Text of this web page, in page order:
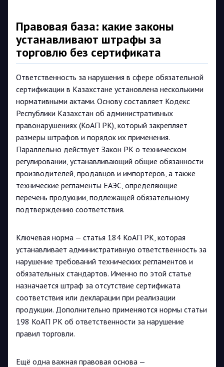
Правовая база: какие законы
устанавливают штрафы за
торговлю без сертификата
Ответственность за нарушения в сфере обязательной
сертификации в Казахстане установлена несколькими
нормативными актами. Основу составляет Кодекс
Республики Казахстан об административных
правонарушениях (КоАП РК), который закрепляет
размеры штрафов и порядок их применения.
Параллельно действует Закон РК о техническом
регулировании, устанавливающий общие обязанности
производителей, продавцов и импортёров, а также
технические регламенты ЕАЭС, определяющие
перечень продукции, подлежащей обязательному
подтверждению соответствия.
Ключевая норма — статья 184 КоАП РК, которая
устанавливает административную ответственность за
нарушение требований технических регламентов и
обязательных стандартов. Именно по этой статье
назначается штраф за отсутствие сертификата
соответствия или декларации при реализации
продукции. Дополнительно применяются нормы статьи
198 КоАП РК об ответственности за нарушение
правил торговли.
Ещё одна важная правовая основа —